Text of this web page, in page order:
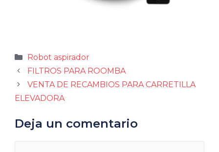
Categorías
Robot aspirador
FILTROS PARA ROOMBA
VENTA DE RECAMBIOS PARA CARRETILLA
ELEVADORA
Deja un comentario